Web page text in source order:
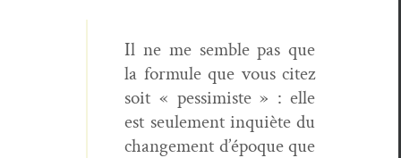
Il ne me sem­ble pas que
la for­mule que vous citez
soit « pes­simiste » : elle
est seule­ment inquiète du
change­ment d’époque que